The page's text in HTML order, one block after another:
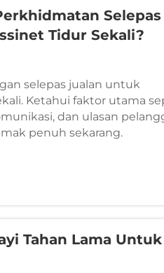
Selepas
Tidur Sekali?
selepas jualan untuk
Ketahui faktor utama
dan ulasan
penuh sekarang.
Tahan Lama Untuk